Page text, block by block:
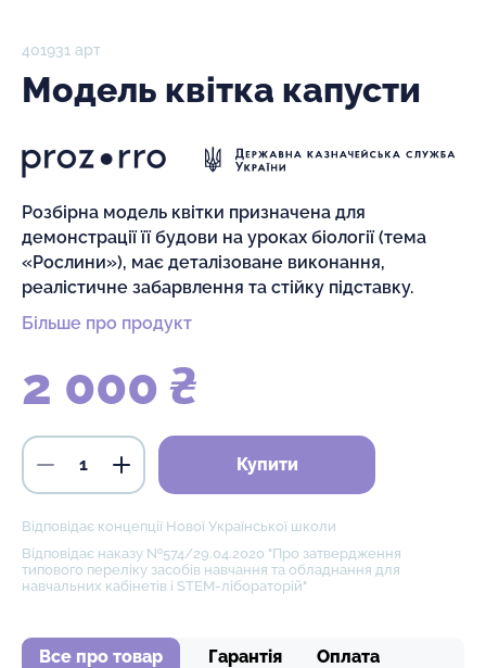
401931 арт
Модель квітка капусти
Розбірна модель квітки призначена для
демонстрації її будови на уроках біології (тема
«Рослини»), має деталізоване виконання,
реалістичне забарвлення та стійку підставку.
Більше про продукт
2 000 ₴
Купити
Відповідає концепції Нової Української школи
Відповідає наказу №574/29.04.2020 "Про затвердження
типового переліку засобів навчання та обладнання для
навчальних кабінетів і STEM-лібораторій"
Все про товар Гарантія
Оплата